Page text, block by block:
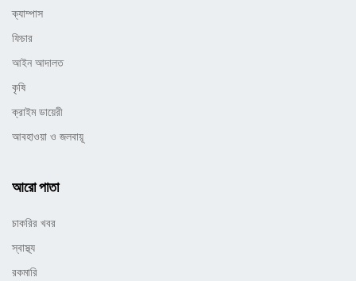
ক্যাম্পাস
ফিচার
আইন আদালত
কৃষি
ক্রাইম ডায়েরী
আবহাওয়া ও জলবায়ূ
আরো পাতা
চাকরির খবর
স্বাস্থ্য
রকমারি